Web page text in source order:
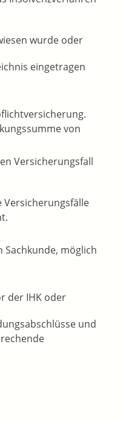
wurde oder
eingetragen
von
Versicherungsfall
Versicherungsfälle
möglich
der IHK oder
und